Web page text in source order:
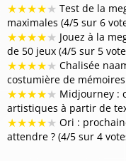
★★★★★ Test de la
maximales (4/5 sur 6
★★★★★ Jouez à la
de 50 jeux (4/5 sur 5
★★★★★ Chalisée
costumière de
★★★★★ Midjourney :
artistiques à partir de
★★★★★ Ori :
attendre ? (4/5 sur 4